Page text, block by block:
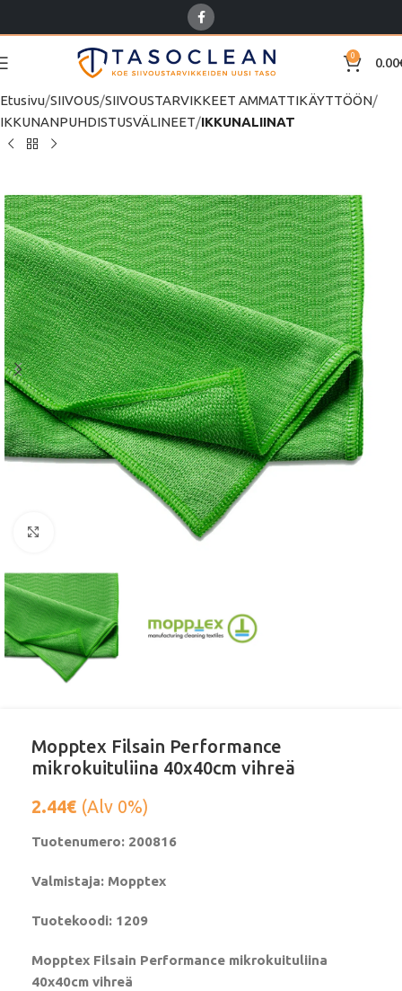
0 0.00
Etusivu SIIVOUS SIIVOUSTARVIKKEET AMMATTIKÄYTTÖÖN
IKKUNANPUHDISTUSVÄLINEET IKKUNALIINAT
Klikkaa suurentaaksesi
Mopptex Filsain Performance
mikrokuituliina 40x40cm vihreä
2.44€ (Alv 0%)
Tuotenumero: 200816
Valmistaja: Mopptex
Tuotekoodi: 1209
Mopptex Filsain Performance mikrokuituliina
40x40cm vihreä